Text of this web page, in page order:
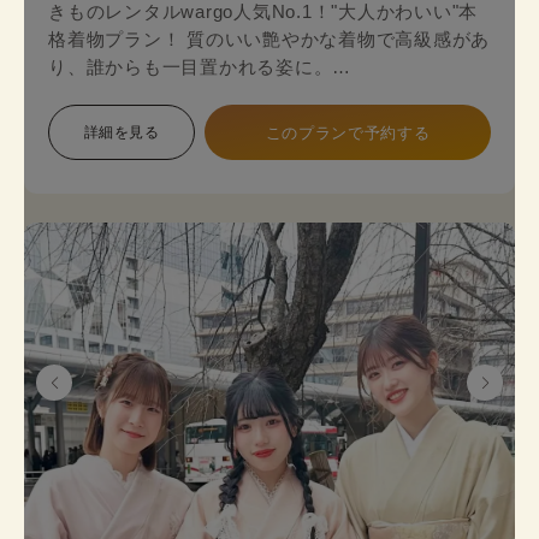
きものレンタルwargo人気No.1！"大人かわいい"本
格着物プラン！ 質のいい艶やかな着物で高級感があ
り、誰からも一目置かれる姿に。
り一層上品な着物姿を演出します。
本格着物を気軽に街歩きで楽しめるプランで、海外
きます。
《セット内容》 着物･かんざし･長襦袢・肌襦袢(下
着)・草履･バッグ･足袋無料
※帯は袋帯オプションが別料金が発生します。
詳細を見る このプランで予約する